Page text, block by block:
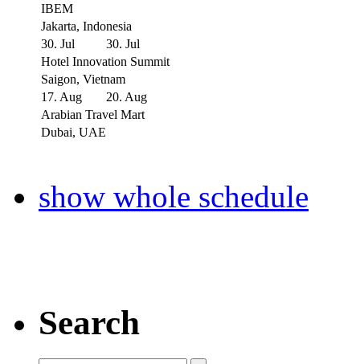
IBEM
Jakarta, Indonesia
30. Jul
30. Jul
Hotel Innovation Summit
Saigon, Vietnam
17. Aug
20. Aug
Arabian Travel Mart
Dubai, UAE
show whole schedule
Search